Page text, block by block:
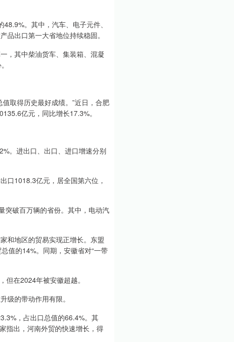
。其中，汽车、电子元件、
出口第一大省地位持续稳固。
，其中柴油货车、集装箱、混凝
取得历史最好成绩。”近日，合肥
亿元，同比增长17.3%。
。进出口、出口、进口增速分别
口1018.3亿元，居全国第六位，
突破百万辆的省份。其中，电动汽
和地区的贸易实现正增长。东盟
值的14%。同期，安徽省对“一带
在2024年被安徽超越。
级的带动作用有限。
，占出口总值的66.4%。其
指出，河南外贸的快速增长，得